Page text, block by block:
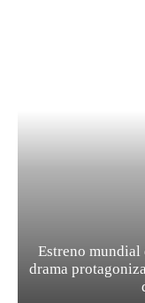
Estreno mundial
drama